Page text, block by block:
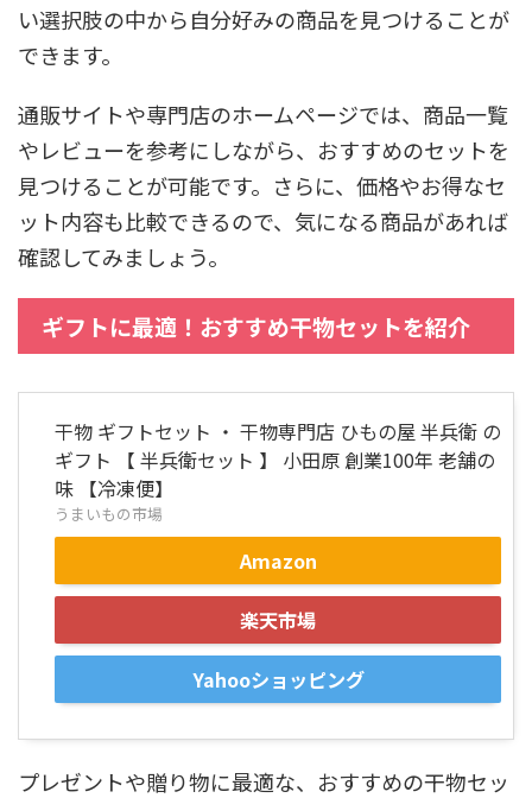
い選択肢の中から自分好みの商品を見つけることが
できます。
通販サイトや専門店のホームページでは、商品一覧
やレビューを参考にしながら、おすすめのセットを
見つけることが可能です。さらに、価格やお得なセ
ット内容も比較できるので、気になる商品があれば
確認してみましょう。
ギフトに最適！おすすめ干物セットを紹介
干物 ギフトセット ・ 干物専門店 ひもの屋 半兵衛 の
ギフト 【 半兵衛セット 】 小田原 創業100年 老舗の
味 【冷凍便】
うまいもの市場
Amazon
楽天市場
Yahooショッピング
プレゼントや贈り物に最適な、おすすめの干物セッ